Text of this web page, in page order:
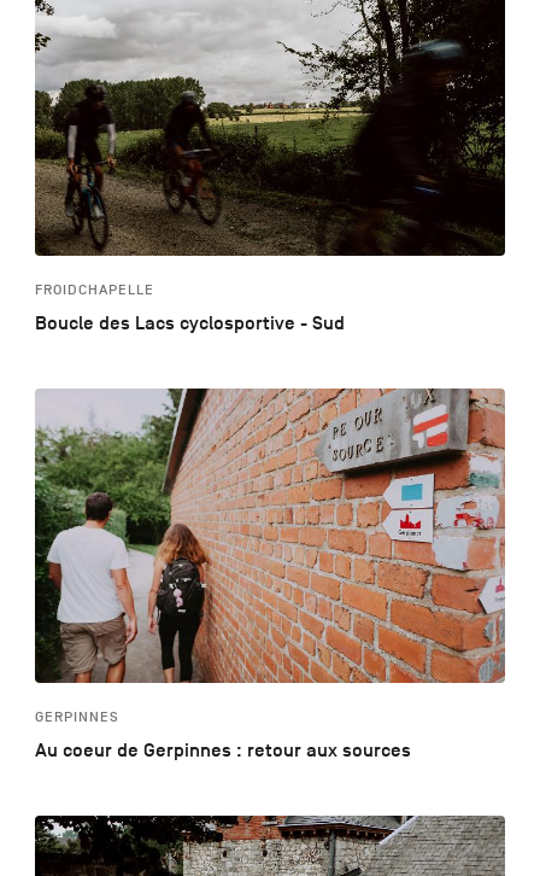
FROIDCHAPELLE
Boucle des Lacs cyclosportive - Sud
GERPINNES
Au coeur de Gerpinnes : retour aux sources